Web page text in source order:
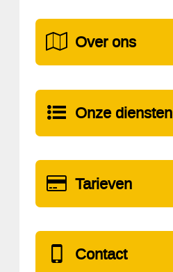
Over ons
Onze diensten
Tarieven
Contact